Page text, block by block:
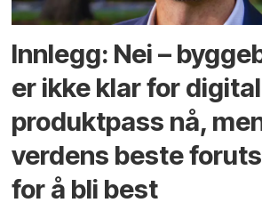
Innlegg: Nei –
er ikke klar for
produktpass nå,
verdens beste
for å bli best